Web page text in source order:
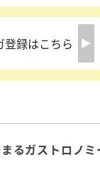
録はこちら
るガストロノミ